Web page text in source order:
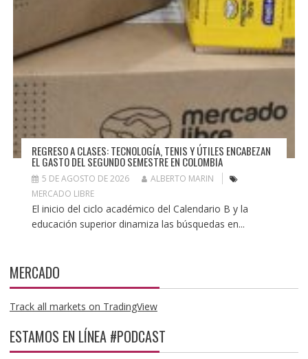
REGRESO A CLASES: TECNOLOGÍA, TENIS Y ÚTILES ENCABEZAN
EL GASTO DEL SEGUNDO SEMESTRE EN COLOMBIA
5 DE AGOSTO DE 2026
ALBERTO MARIN
MERCADO LIBRE
El inicio del ciclo académico del Calendario B y la
educación superior dinamiza las búsquedas en...
MERCADO
Track all markets on TradingView
ESTAMOS EN LÍNEA #PODCAST